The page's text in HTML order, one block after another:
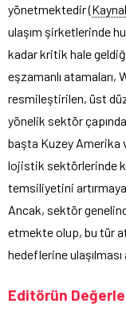
yönetmektedir (
ulaşım şirketlerinde
kadar kritik hale
eşzamanlı atamaları,
resmileştirilen, üst
yönelik sektör
başta Kuzey Amerika
lojistik sektörlerinde
temsiliyetini artırmaya
Ancak, sektör
etmekte olup, bu tür
hedeflerine
Editörün